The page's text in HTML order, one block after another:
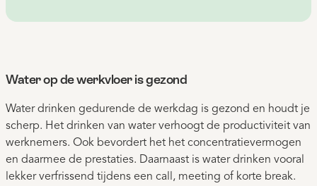
Water op de werkvloer is gezond
Water drinken gedurende de werkdag is gezond en houdt je
scherp. Het drinken van water verhoogt de productiviteit van
werknemers. Ook bevordert het het concentratievermogen
en daarmee de prestaties. Daarnaast is water drinken vooral
lekker verfrissend tijdens een call, meeting of korte break.